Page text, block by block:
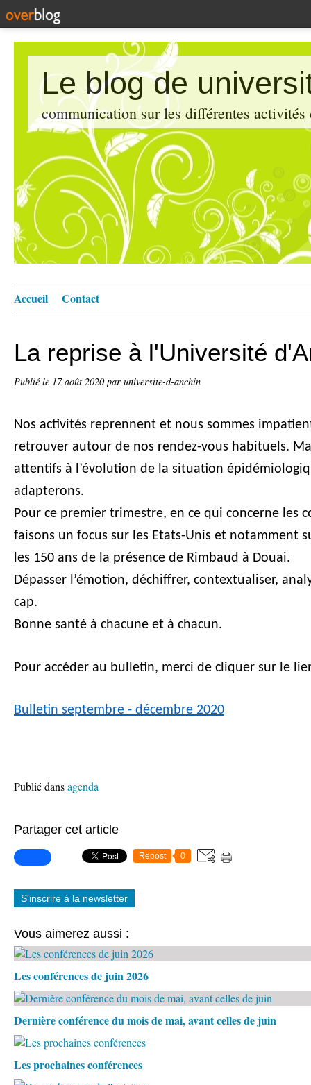
Le blog de
communication sur les différentes
Accueil Contact
La reprise à l'Université
Publié le 17 août 2020par universite-d-anchin
Nos activités reprennent et nous sommes
retrouver autour de nos rendez-vous habituels.
attentifs à l’évolution de la situation
adapterons.
Pour ce premier trimestre, en ce qui concerne les
faisons un focus sur les Etats-Unis et notamment
les 150 ans de la présence de Rimbaud à Douai.
Dépasser l’émotion, déchiffrer, contextualiser,
cap.
Bonne santé à chacune et à chacun.
Pour accéder au bulletin, merci de cliquer sur le
Bulletin septembre - décembre 2020
Publié dansagenda
Partager cet article
Repost 0
S'inscrire à la newsletter
Vous aimerez aussi :
Les conférences de juin 2026
Dernière conférence du mois de mai, avant celles de juin
Les prochaines conférences